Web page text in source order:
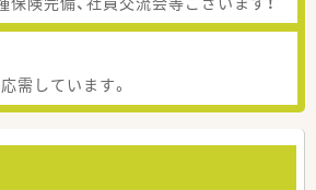
需しています。